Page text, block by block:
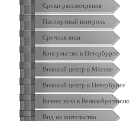
Сроки рассмотрения
Паспортный контроль
Срочная виза
Консульство в Петербурге
Визовый центр в Москве
Визовый центр в Петербурге
Бизнес виза в Великобританию
Вид на жительство